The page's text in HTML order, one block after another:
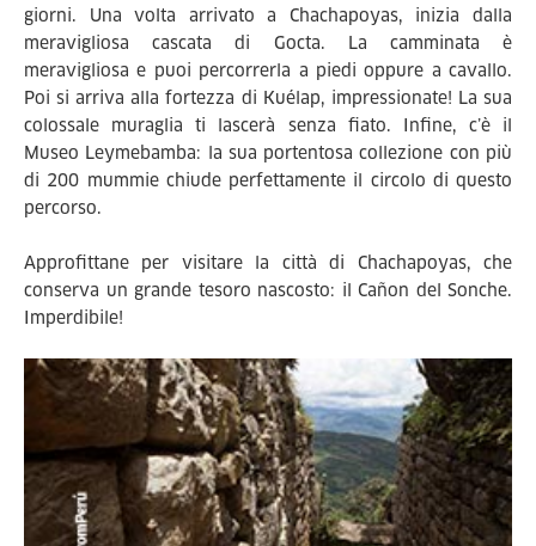
giorni. Una volta arrivato a Chachapoyas, inizia dalla
meravigliosa cascata di Gocta. La camminata è
meravigliosa e puoi percorrerla a piedi oppure a cavallo.
Poi si arriva alla fortezza di Kuélap, impressionate! La sua
colossale muraglia ti lascerà senza fiato. Infine, c’è il
Museo Leymebamba: la sua portentosa collezione con più
di 200 mummie chiude perfettamente il circolo di questo
percorso.
Approfittane per visitare la città di Chachapoyas, che
conserva un grande tesoro nascosto: il Cañon del Sonche.
Imperdibile!